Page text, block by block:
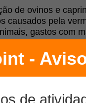
de ovinos e
causados pela
gastos com
de
uma enquete
utilizado pelos
verminose (OPG
em contato
opiniões sobre o